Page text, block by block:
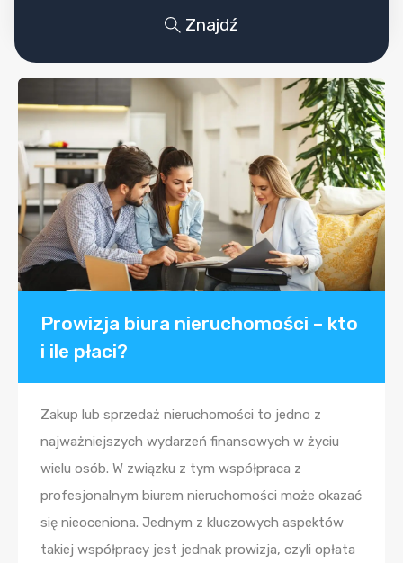
Znajdź
Prowizja biura nieruchomości – kto
i ile płaci?
Zakup lub sprzedaż nieruchomości to jedno z
najważniejszych wydarzeń finansowych w życiu
wielu osób. W związku z tym współpraca z
profesjonalnym biurem nieruchomości może okazać
się nieoceniona. Jednym z kluczowych aspektów
takiej współpracy jest jednak prowizja, czyli opłata